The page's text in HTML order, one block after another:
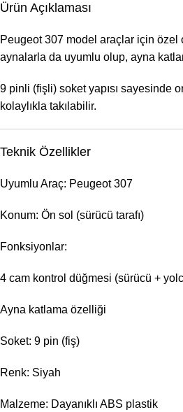
Ürün Açıklaması
Peugeot 307 model araçlar için özel
aynalarla da uyumlu olup, ayna
9 pinli (fişli) soket yapısı sayesinde
kolaylıkla takılabilir.
Teknik Özellikler
Uyumlu Araç: Peugeot 307
Konum: Ön sol (sürücü tarafı)
Fonksiyonlar:
4 cam kontrol düğmesi (sürücü +
Ayna katlama özelliği
Soket: 9 pin (fiş)
Renk: Siyah
Malzeme: Dayanıklı ABS plastik